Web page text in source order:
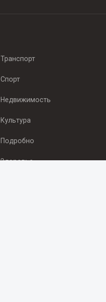
Транспорт
Спорт
Недвижимость
Культура
Подробно
Здоровье